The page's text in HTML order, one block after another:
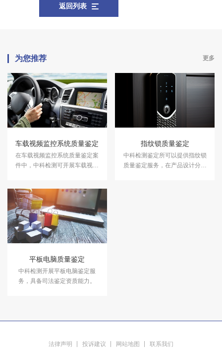
返回列表
为您推荐 更多
车载视频监控系统质量鉴定
在车载视频监控系统质量鉴定案
件中，中科检测可开展车载视频
指纹锁质量鉴定
中科检测鉴定所可以提供指纹锁
质量鉴定服务，在产品设计分析
平板电脑质量鉴定
中科检测开展平板电脑鉴定服
务，具备司法鉴定资质能力。
法律声明 投诉建议 网站地图 联系我们